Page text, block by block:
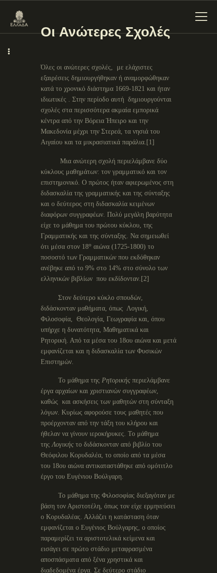
ΕΝΌΤΗΤΕΣ
ΞΥΛΌΚΑΣΤΡΟ –
ΕΥΡΩΣΤΊΝΗ
Οι Ανώτερες Σχολές
Όλες οι ανώτερες σχολές, με ελάχιστες
εξαιρέσεις δημιουργήθηκαν ή αναμορφώθηκαν
κατά το χρονικό διάστημα 1669-1821 και ήταν
ιδιωτικές . Στην περίοδο αυτή δημιουργούνται
σχολές στα περισσότερα ακμαία εμπορικά
κέντρα από την Βόρεια Ήπειρο και την
Μακεδονία μέχρι την Στερεά, τα νησιά του
Αιγαίου και τα μικρασιατικά παράλια.[1]
Μια ανώτερη σχολή περιελάμβανε δύο
κύκλους μαθημάτων: τον γραμματικό και τον
επιστημονικό. Ο πρώτος ήταν αφιερωμένος στη
διδασκαλία της γραμματικής και της σύνταξης
και ο δεύτερος στη διδασκαλία κειμένων
διαφόρων συγγραφέων. Πολύ μεγάλη βαρύτητα
είχε το μάθημα του πρώτου κύκλου, της
Γραμματικής και της σύνταξης. Να σημειωθεί
ότι μέσα στον 18ο αιώνα (1725-1800) το
ποσοστό των Γραμματικών που εκδόθηκαν
ανέβηκε από το 9% στο 14% στο σύνολο των
ελληνικών βιβλίων που εκδίδονταν.[2]
Στον δεύτερο κύκλο σπουδών,
διδάσκονταν μαθήματα, όπως Λογική,
Φιλοσοφία, Θεολογία, Γεωγραφία και, όπου
υπήρχε η δυνατότητα, Μαθηματικά και
Ρητορική. Από τα μέσα του 18ου αιώνα και μετά
εμφανίζεται και η διδασκαλία των Φυσικών
Επιστημών.
Το μάθημα της Ρητορικής περιελάμβανε
έργα αρχαίων και χριστιανών συγγραφέων,
καθώς και ασκήσεις των μαθητών στη σύνταξη
λόγων. Κυρίως αφορούσε τους μαθητές που
προέρχονταν από την τάξη του κλήρου και
ήθελαν να γίνουν ιεροκήρυκες. Το μάθημα
τηςΛογικής το διδάσκονταν από βιβλίο του
Θεόφιλου Κορυδαλέα, το οποίο από τα μέσα
του 18ου αιώνα αντικαταστάθηκε από ομότιτλο
έργο του Ευγένιου Βούλγαρη.
Το μάθημα της Φιλοσοφίας διεξαγόταν με
βάση τον Αριστοτέλη, όπως τον είχε ερμηνεύσει
ο Κορυδαλέας. Αλλάζει η κατάσταση όταν
εμφανίζεται ο Ευγένιος Βούλγαρης, ο οποίος
παραμερίζει τα αριστοτελικά κείμενα και
εισάγει σε πρώτο στάδιο μεταφρασμένα
αποσπάσματα από ξένα χρηστικά και
διαδεδομένα έργα. Σε δεύτερο στάδιο